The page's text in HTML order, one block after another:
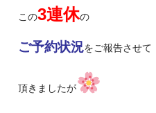
この3連休の
ご予約状況をご報告させて
頂きましたが